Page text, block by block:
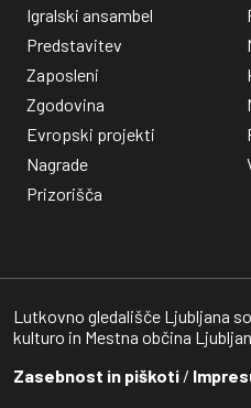
Igralski ansambel
Predstavitev
Zaposleni
Zgodovina
Evropski projekti
Nagrade
Prizorišča
Lutkovno gledališče Ljubljana
kulturo in Mestna občina
Zasebnost in piškoti /